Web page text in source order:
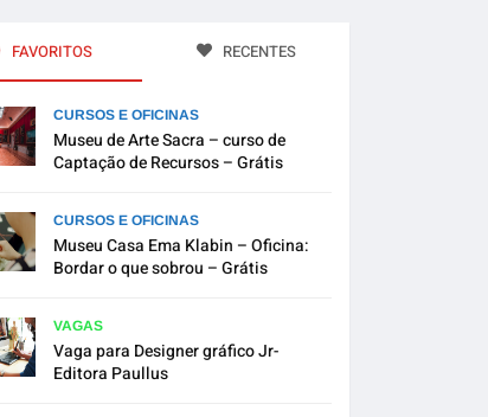
FAVORITOS RECENTES
CURSOS E OFICINAS
Museu de Arte Sacra – curso de
Captação de Recursos – Grátis
CURSOS E OFICINAS
Museu Casa Ema Klabin – Oficina:
Bordar o que sobrou – Grátis
VAGAS
Vaga para Designer gráfico Jr-
Editora Paullus